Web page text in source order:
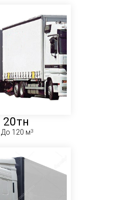
20тн
До 120 м